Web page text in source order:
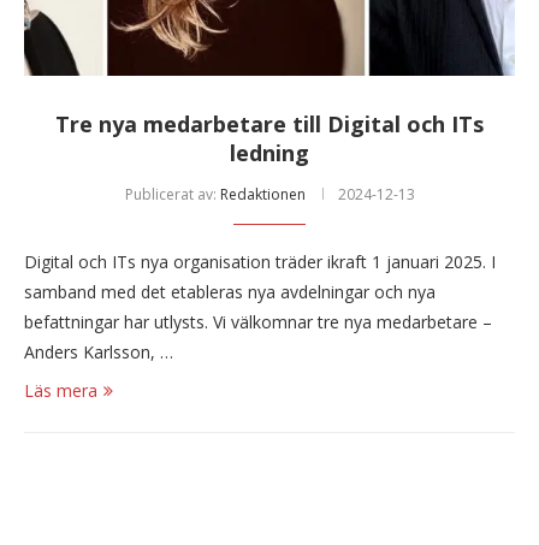
Tre nya medarbetare till Digital och ITs
ledning
Publicerat av: Redaktionen 2024-12-13
Digital och ITs nya organisation träder ikraft 1 januari 2025. I
samband med det etableras nya avdelningar och nya
befattningar har utlysts. Vi välkomnar tre nya medarbetare –
Anders Karlsson, …
Läs mera